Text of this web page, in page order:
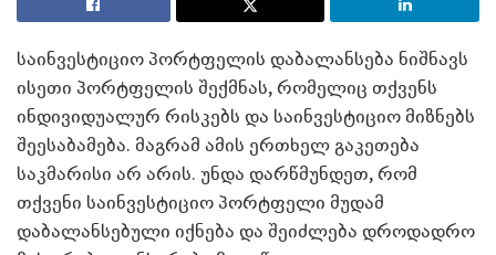
საინვესტიციო პორტფელის დაბალანსება ნიშნავს
ისეთი პორტფელის შექმნას, რომელიც თქვენს
ინდივიდუალურ რისკებს და საინვესტიციო მიზნებს
შეესაბამება. მაგრამ ამის ერთხელ გაკეთება
საკმარისი არ არის. უნდა დარწმუნდეთ, რომ
თქვენი საინვესტიციო პორტფელი მუდამ
დაბალანსებული იქნება და შეიძლება დროდადრო